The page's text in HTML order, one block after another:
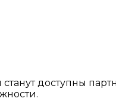
доступны